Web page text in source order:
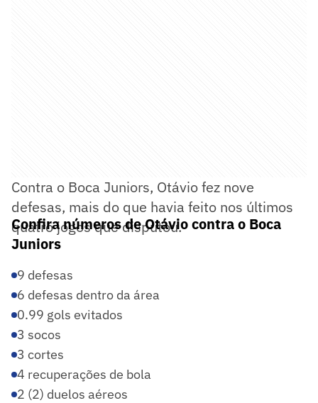
Contra o Boca Juniors, Otávio fez nove
defesas, mais do que havia feito nos últimos
quatro jogos que disputou.
Confira números de Otávio contra o Boca
Juniors
9 defesas
6 defesas dentro da área
0.99 gols evitados
3 socos
3 cortes
4 recuperações de bola
2 (2) duelos aéreos